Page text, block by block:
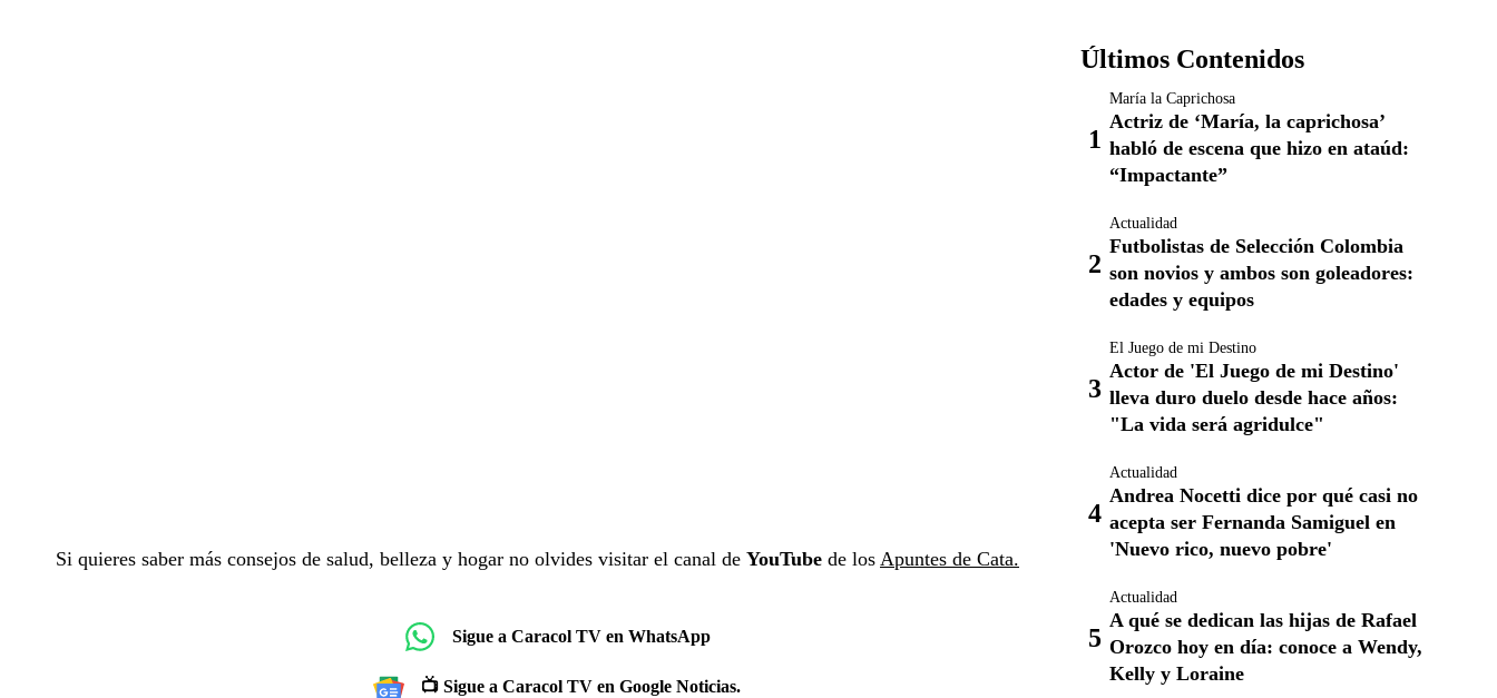
Si quieres saber más consejos de salud, belleza y hogar no olvides visitar el canal de YouTube de los Apuntes de Cata.
Sigue a Caracol TV en WhatsApp
📺 Sigue a Caracol TV en Google Noticias.
Últimos Contenidos
María la Caprichosa
Actriz de ‘María, la caprichosa’
habló de escena que hizo en ataúd:
“Impactante”
Actualidad
Futbolistas de Selección Colombia
son novios y ambos son goleadores:
edades y equipos
El Juego de mi Destino
Actor de 'El Juego de mi Destino'
lleva duro duelo desde hace años:
"La vida será agridulce"
Actualidad
Andrea Nocetti dice por qué casi no
acepta ser Fernanda Samiguel en
'Nuevo rico, nuevo pobre'
Actualidad
A qué se dedican las hijas de Rafael
Orozco hoy en día: conoce a Wendy,
Kelly y Loraine